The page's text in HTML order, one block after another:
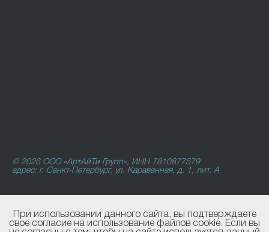
© 2026 ООО «АртАйТи Групп», ИНН 7810877579
адрес: г. Санкт-Петербург, ул. Караванная, д. 1, лит. А
При использовании данного сайта, вы подтверждаете
свое согласие на использование файлов cookie. Если вы